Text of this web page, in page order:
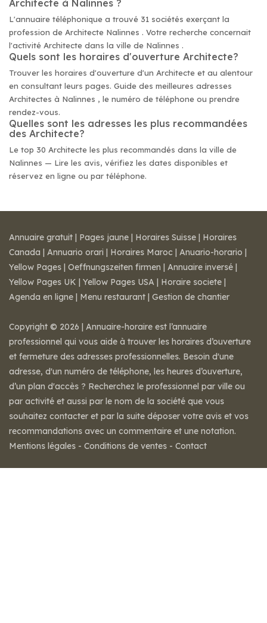
Architecte à Nalinnes ?
L'annuaire téléphonique a trouvé 31 sociétés exerçant la
profession de Architecte Nalinnes . Votre recherche concernait
l'activité Architecte dans la ville de Nalinnes .
Quels sont les horaires d'ouverture Architecte?
Trouver les horaires d'ouverture d'un Architecte et au alentour
en consultant leurs pages. Guide des meilleures adresses
Architectes à Nalinnes , le numéro de téléphone ou prendre
rendez-vous.
Quelles sont les adresses les plus recommandées
des Architecte?
Le top 30 Architecte les plus recommandés dans la ville de
Nalinnes — Lire les avis, vérifiez les dates disponibles et
réservez en ligne ou par téléphone.
Annuaire gratuit | Pages jaune | Horaires Suisse | Horaires
Canada | Annuario orari | Horaires Maroc | Anuario-horario |
Yellow Pages | Oeffnungszeiten firmen | Annuaire inversé |
Yellow Pages UK | Yellow Pages USA | Horaire societe |
Agenda en ligne | Menu restaurant | Gestion de chantier
Copyright © 2026 | Annuaire-horaire est l’annuaire
professionnel qui vous aide à trouver les horaires d’ouverture
et fermeture des adresses professionnelles. Besoin d'une
adresse, d'un numéro de téléphone, les heures d’ouverture,
d’un plan d'accès ? Recherchez le professionnel par ville ou
par activité et aussi par le nom de la société que vous
souhaitez contacter et par la suite déposer votre avis et vos
recommandations avec un commentaire et une notation.
Mentions légales - Conditions de ventes - Contact